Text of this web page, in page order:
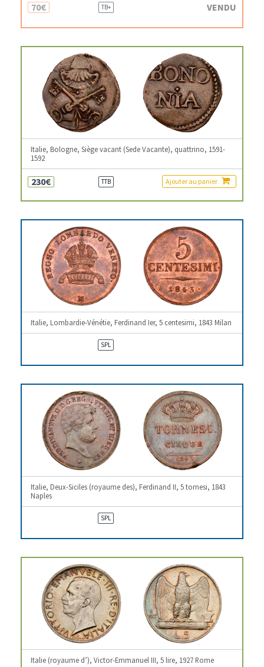
70€ TB+ VENDU
Italie, Bologne, Siège vacant (Sede Vacante), quattrino, 1591-
1592
230€ TTB Ajouter au panier
Italie, Lombardie-Vénétie, Ferdinand Ier, 5 centesimi, 1843 Milan
SPL
Italie, Deux-Siciles (royaume des), Ferdinand II, 5 tornesi, 1843
Naples
SPL
Italie (royaume d’), Victor-Emmanuel III, 5 lire, 1927 Rome